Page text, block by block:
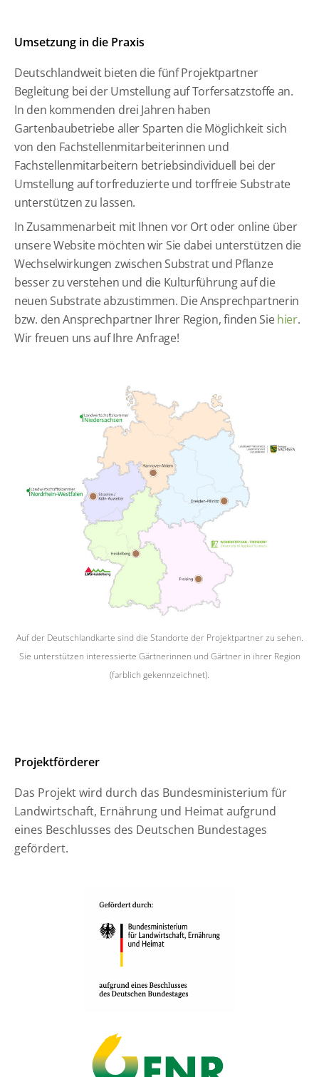
Umsetzung in die Praxis
Deutschlandweit bieten die fünf Projektpartner
Begleitung bei der Umstellung auf Torfersatzstoffe an.
In den kommenden drei Jahren haben
Gartenbaubetriebe aller Sparten die Möglichkeit sich
von den Fachstellenmitarbeiterinnen und
Fachstellenmitarbeitern betriebsindividuell bei der
Umstellung auf torfreduzierte und torffreie Substrate
unterstützen zu lassen.
In Zusammenarbeit mit Ihnen vor Ort oder online über
unsere Website möchten wir Sie dabei unterstützen die
Wechselwirkungen zwischen Substrat und Pflanze
besser zu verstehen und die Kulturführung auf die
neuen Substrate abzustimmen. Die Ansprechpartnerin
bzw. den Ansprechpartner Ihrer Region, finden Siehier.
Wir freuen uns auf Ihre Anfrage!
Auf der Deutschlandkarte sind die Standorte der Projektpartner zu sehen.
Sie unterstützen interessierte Gärtnerinnen und Gärtner in ihrer Region
(farblich gekennzeichnet).
Projektförderer
Das Projekt wird durch das Bundesministerium für
Landwirtschaft, Ernährung und Heimat aufgrund
eines Beschlusses des Deutschen Bundestages
gefördert.